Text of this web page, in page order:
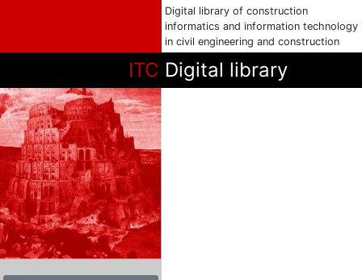
Digital library of construction
informatics and information technology
in civil engineering and construction
ITC Digital library